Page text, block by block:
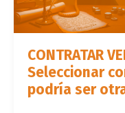
CONTRATAR
Seleccionar
podría ser